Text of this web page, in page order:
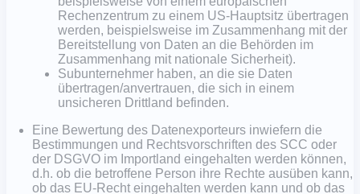
Rechenzentrum zu einem US-Hauptsitz übertragen
werden, beispielsweise im Zusammenhang mit der
Bereitstellung von Daten an die Behörden im
Zusammenhang mit nationale Sicherheit).
Subunternehmer haben, an die sie Daten
übertragen/anvertrauen, die sich in einem
unsicheren Drittland befinden.
Eine Bewertung des Datenexporteurs inwiefern die
Bestimmungen und Rechtsvorschriften des SCC oder
der DSGVO im Importland eingehalten werden können,
d.h. ob die betroffene Person ihre Rechte ausüben kann,
ob das EU-Recht eingehalten werden kann und ob das